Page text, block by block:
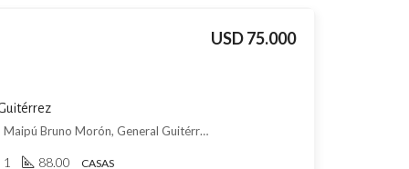
USD 75.000
CASA EN CONSTRUCCIÓN - Maipú Bruno Morón, General Guitérrez, Maipú
1 88.00 CASAS